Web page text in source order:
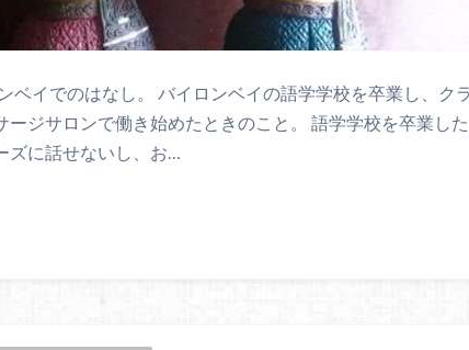
ベイでのはなし。 バイロンベイの語学学校を卒業し、ク
ージサロンで働き始めたときのこと。 語学学校を卒業し
ズに話せないし、お…